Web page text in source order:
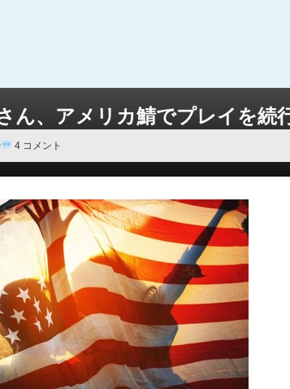
ん、アメリカ鯖でプレイを続
4 コメント